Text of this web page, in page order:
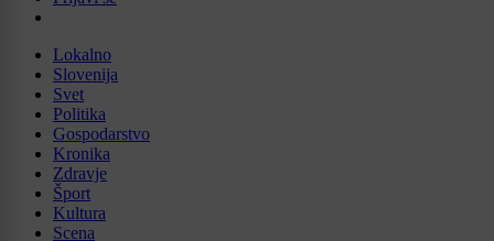
Lokalno
Slovenija
Svet
Politika
Gospodarstvo
Kronika
Zdravje
Šport
Kultura
Scena